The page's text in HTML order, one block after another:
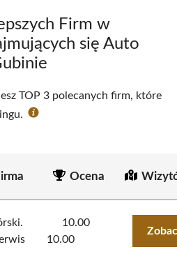
Firm w
się Auto
TOP 3 polecanych firm, które
Ocena
10.00
10.00